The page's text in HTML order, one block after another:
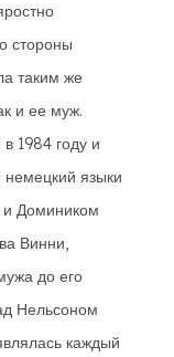
стороны
таким же
и ее муж.
1984 году и
языки
Домиником
Винни,
до его
Нельсоном
каждый